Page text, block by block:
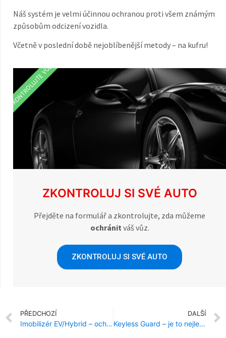
Náš systém je velmi účinnou ochranou proti všem známým
způsobům odcizení vozidla.
Včetně v poslední době nejoblíbenější metody – na kufru!
ZKONTROLUJ SI SVÉ AUTO
Přejděte na formulář a zkontrolujte, zda můžeme
ochránit váš vůz.
ZKONTROLUJ SI SVÉ AUTO
ZKONTROLUJTE VŮZ
PŘEDCHOZÍ
Imobilizér EV/Hybrid – ochrana proti krádeži pro vozidla s elektrickým motorem.
DALŠÍ
Keyless Guard – je to nejlepší ochrana auta?